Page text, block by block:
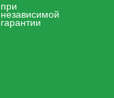
при
независимой
гарантии